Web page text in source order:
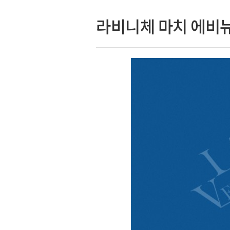
라비니체 마치 에비